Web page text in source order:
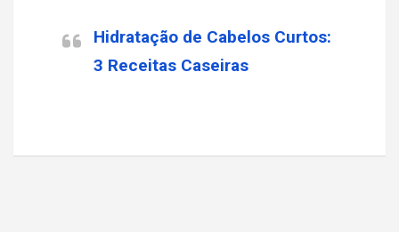
Hidratação de Cabelos Curtos:
3 Receitas Caseiras